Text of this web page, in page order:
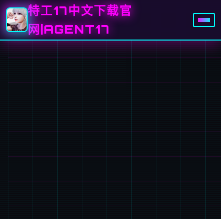
特工17中文下载官
网|AGENT17